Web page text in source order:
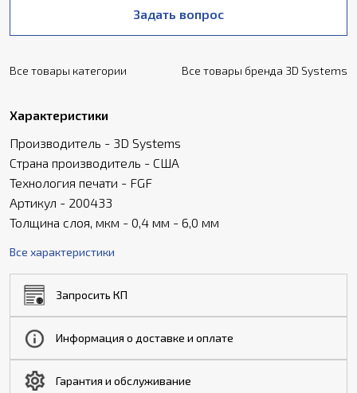
Задать вопрос
Все товары категории Все товары бренда 3D Systems
Характеристики
Производитель - 3D Systems
Страна производитель - США
Технология печати - FGF
Артикул - 200433
Толщина слоя, мкм - 0,4 мм - 6,0 мм
Все характеристики
Запросить КП
Информация о доставке и оплате
Гарантия и обслуживание